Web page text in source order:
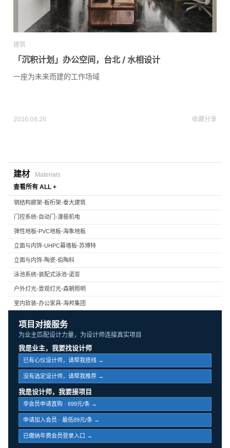
建筑
「沉积计划」办公空间，台北 / 水相设计
一座为未来而建的工作场域
2026.06.26 收藏分享
建材
Materials
查看所有 ALL +
钢结构廊架-板桁架-泰大建筑
门控系统-自动门-濠振机电
弹性地板-PVC地板-海象地板
立面与内饰-UHPC幕墙板-苏博特
立面与内饰-陶瓷-伯陶科
泳池系统-装配式泳池-诺亚
户外灯光-景观灯光-森朝照明
室内软装-办公家具-海邦集团
项目对接服务
为业主匹配设计力量，为设计师连接真实项目
我是业主，我要找设计师
已有心仪设计师，请帮我搭线 →
没有选定设计师，请帮我推荐 →
我是设计师，我要接项目
非会员申请直购 · 699元/条 →
申请加入会员 · 最低89元/条 →
已缴纳年费会员登录入口 →